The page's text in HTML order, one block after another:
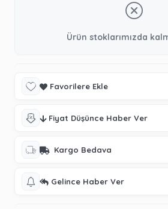
Ürün stoklarımızda
Favorilere Ekle
Fiyat Düşünce Haber Ver
Kargo Bedava
Gelince Haber Ver